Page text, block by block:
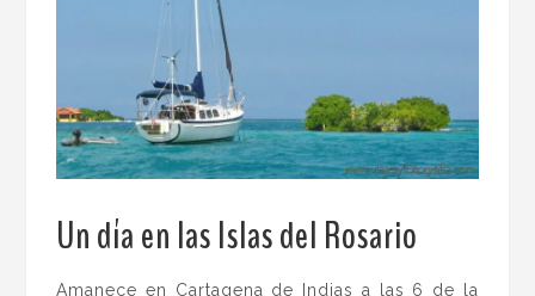
Un día en las Islas del Rosario
Amanece en Cartagena de Indias a las 6 de la